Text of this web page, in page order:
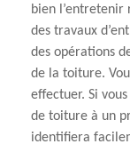
bien
des travaux
des opérations
de la toiture.
effectuer. Si
de toiture à un
identifiera